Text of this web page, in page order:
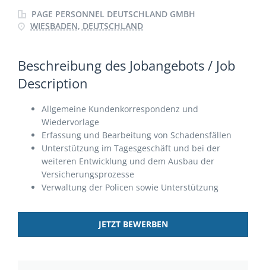
PAGE PERSONNEL DEUTSCHLAND GMBH
WIESBADEN, DEUTSCHLAND
Beschreibung des Jobangebots / Job
Description
Allgemeine Kundenkorrespondenz und
Wiedervorlage
Erfassung und Bearbeitung von Schadensfällen
Unterstützung im Tagesgeschäft und bei der
weiteren Entwicklung und dem Ausbau der
Versicherungsprozesse
Verwaltung der Policen sowie Unterstützung
JETZT BEWERBEN